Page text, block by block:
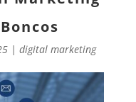
| digital marketing